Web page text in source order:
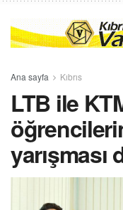
Ana sayfa Kıbrıs
LTB ile
yarışması